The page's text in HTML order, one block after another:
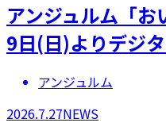
アンジュルム「お
9日(日)よりデジ
アンジュルム
2026.7.27NEWS